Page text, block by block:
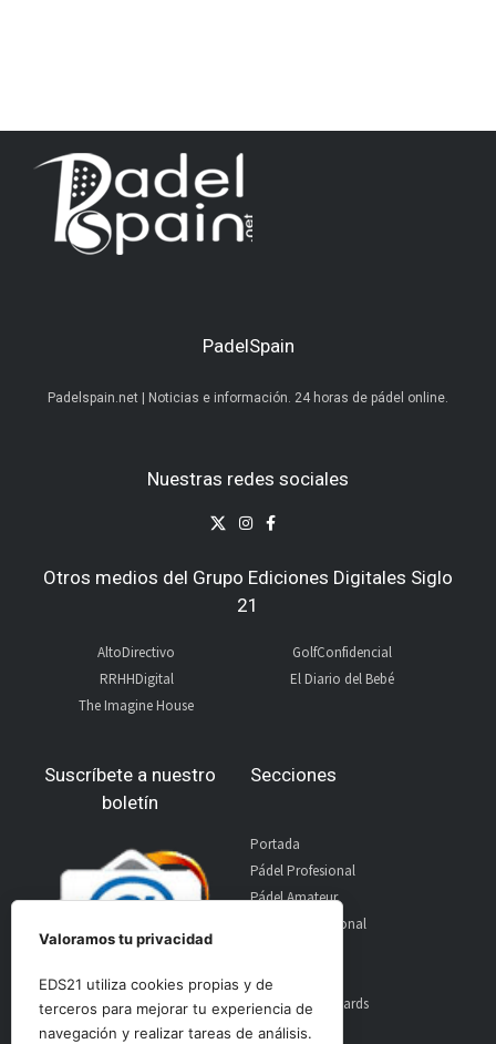
PadelSpain
Padelspain.net | Noticias e información. 24 horas de pádel online.
Nuestras redes sociales
Otros medios del Grupo Ediciones Digitales Siglo
21
AltoDirectivo
RRHHDigital
The Imagine House
GolfConfidencial
El Diario del Bebé
Suscríbete a nuestro
boletín
Secciones
Portada
Pádel Profesional
Pádel Amateur
Pádel Internacional
Material
World Padel Awards
Contacto
Valoramos tu privacidad
EDS21 utiliza cookies propias y de
terceros para mejorar tu experiencia de
navegación y realizar tareas de análisis.